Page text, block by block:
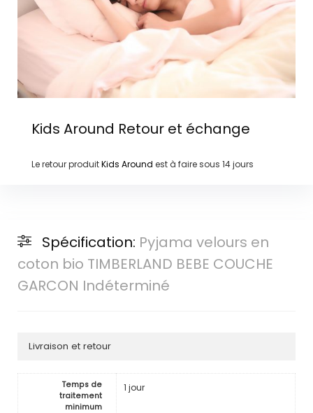
Kids Around Retour et échange
Le retour produitKids Around est à faire sous 14 jours
Spécification: Pyjama velours en
coton bio TIMBERLAND BEBE COUCHE
GARCON Indéterminé
Livraison et retour
Temps de
traitement
minimum
1 jour